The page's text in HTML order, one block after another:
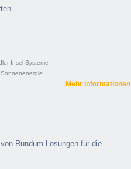
Insel-Systeme
Sonnenenergie
Mehr Informationen
Rundum-Lösungen für die